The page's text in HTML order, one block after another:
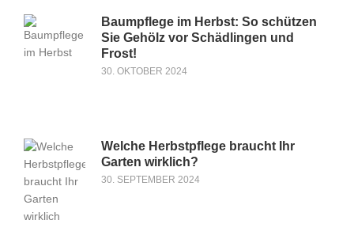
Baumpflege im Herbst: So schützen
Sie Gehölz vor Schädlingen und
Frost!
30. OKTOBER 2024
Welche Herbstpflege braucht Ihr
Garten wirklich?
30. SEPTEMBER 2024